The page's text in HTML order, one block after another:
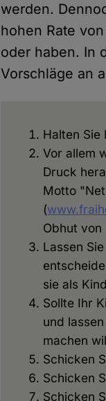
werden.
hohen Rate
oder haben. In
Vorschläge an
Halten Sie
Vor allem
Druck
Motto
(
Obhut von
Lassen
sie als
Sollte Ihr
und
machen
Schicken
Schicken
Schicken